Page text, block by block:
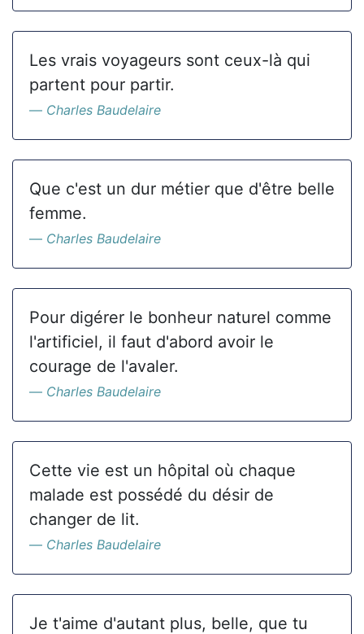
Les vrais voyageurs sont ceux-là qui
partent pour partir.
Charles Baudelaire
Que c'est un dur métier que d'être belle
femme.
Charles Baudelaire
Pour digérer le bonheur naturel comme
l'artificiel, il faut d'abord avoir le
courage de l'avaler.
Charles Baudelaire
Cette vie est un hôpital où chaque
malade est possédé du désir de
changer de lit.
Charles Baudelaire
Je t'aime d'autant plus, belle, que tu